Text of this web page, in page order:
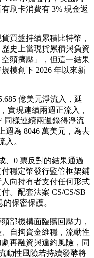
刷卡消費有 3% 現金返
買盤持續累積比特幣，
史上當現貨累積與負資
頭擠壓」，但這一結果
模創下 2026 年以來新
億美元淨流入，延
實現連續兩週正流入，
同樣連續兩週錄得淨流
週為 8046 萬美元，為去
入。
、0 票反對的結果通過
穩定幣發行監管框架鋪
向持有者支付任何形式
。配套法案 CS/CS/SB
保密保護。
部機構面臨贖回壓力，
自掏資金維穩，流動性
再融資與違約風險，同
動性風險若持續發酵將